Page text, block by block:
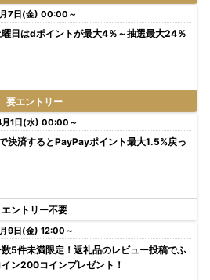
7日(金) 00:00～
日はdポイントが最大4％～抽選最大24％
要エントリー
1日(水) 00:00～
決済するとPayPayポイント最大1.5%戻っ
エントリー不要
9日(金) 12:00～
5件未満限定！返礼品のレビュー投稿でふ
ン200コインプレゼント！